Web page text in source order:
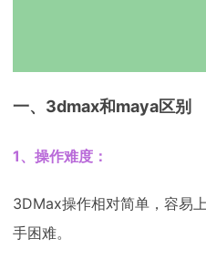
一、3dmax和maya区别
1、操作难度：
3DMax操作相对简单，容易
手困难。